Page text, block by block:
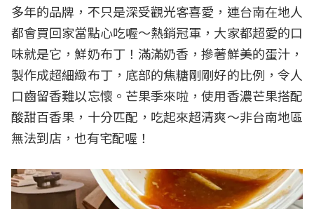
多年的品牌，不只是深受觀光客喜愛，連台南在地人
都會買回家當點心吃喔～熱銷冠軍，大家都超愛的口
味就是它，鮮奶布丁！滿滿奶香，摻著鮮美的蛋汁，
製作成超細緻布丁，底部的焦糖剛剛好的比例，令人
口齒留香難以忘懷。芒果季來啦，使用香濃芒果搭配
酸甜百香果，十分匹配，吃起來超清爽～非台南地區
無法到店，也有宅配喔！